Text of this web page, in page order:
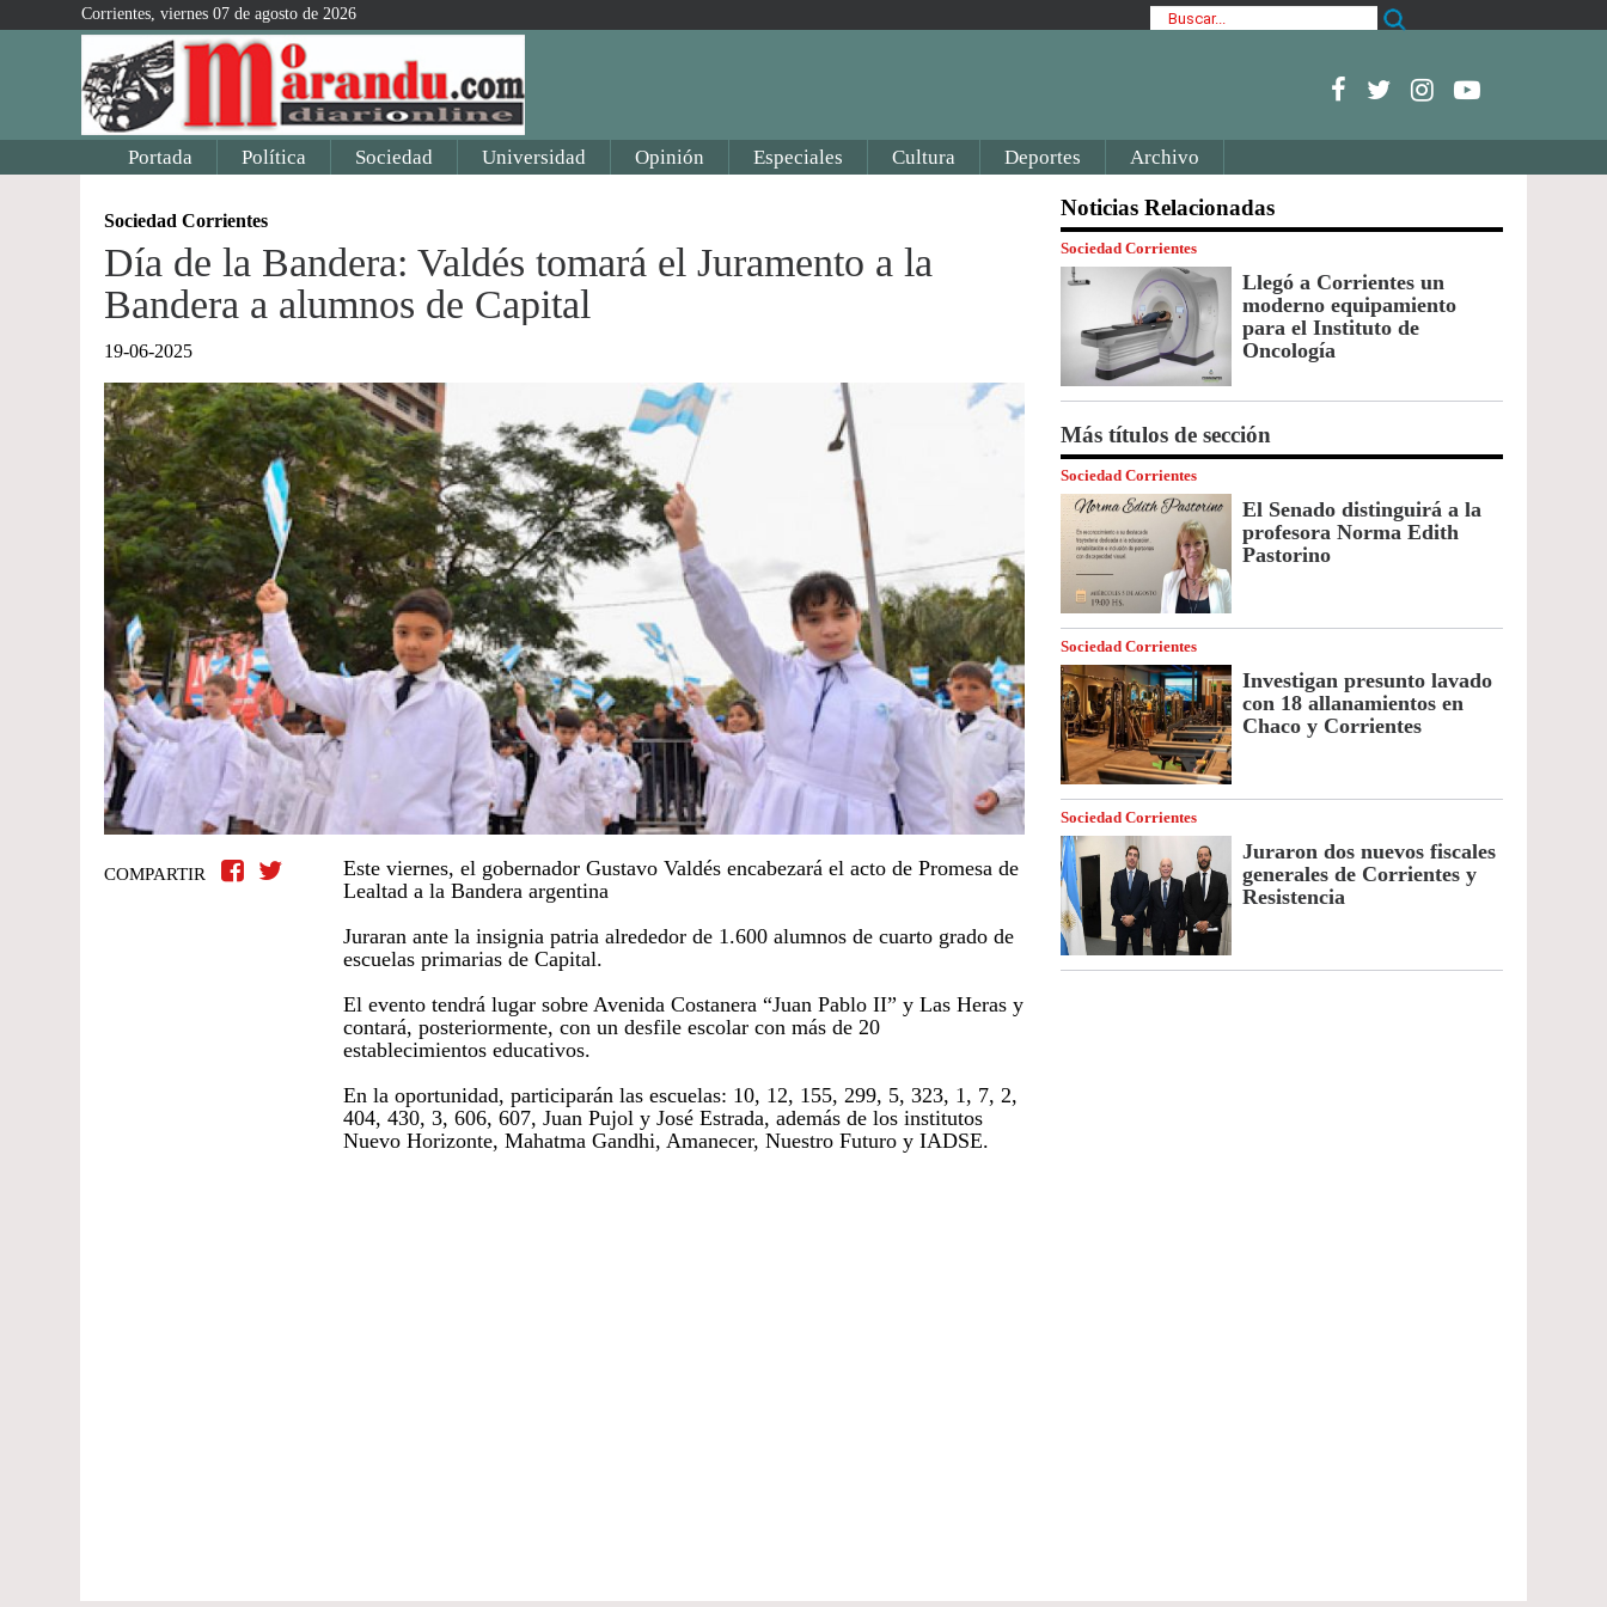
Corrientes, viernes 07 de agosto de 2026
Portada Política Sociedad Universidad Opinión Especiales Cultura Deportes Archivo
Sociedad Corrientes
Día de la Bandera: Valdés tomará el Juramento a la
Bandera a alumnos de Capital
19-06-2025
COMPARTIR
Este viernes, el gobernador Gustavo Valdés encabezará el acto de Promesa de
Lealtad a la Bandera argentina
Juraran ante la insignia patria alrededor de 1.600 alumnos de cuarto grado de
escuelas primarias de Capital.
El evento tendrá lugar sobre Avenida Costanera “Juan Pablo II” y Las Heras y
contará, posteriormente, con un desfile escolar con más de 20
establecimientos educativos.
En la oportunidad, participarán las escuelas: 10, 12, 155, 299, 5, 323, 1, 7, 2,
404, 430, 3, 606, 607, Juan Pujol y José Estrada, además de los institutos
Nuevo Horizonte, Mahatma Gandhi, Amanecer, Nuestro Futuro y IADSE.
Noticias Relacionadas
Sociedad Corrientes
Llegó a Corrientes un
moderno equipamiento
para el Instituto de
Oncología
Más títulos de sección
Sociedad Corrientes
El Senado distinguirá a la
profesora Norma Edith
Pastorino
Sociedad Corrientes
Investigan presunto lavado
con 18 allanamientos en
Chaco y Corrientes
Sociedad Corrientes
Juraron dos nuevos fiscales
generales de Corrientes y
Resistencia